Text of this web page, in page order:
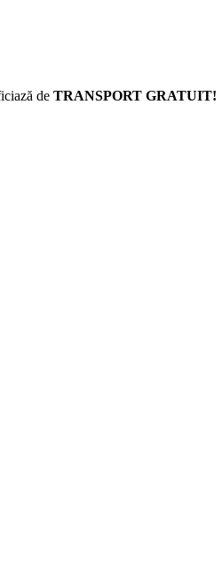
de TRANSPORT GRATUIT!